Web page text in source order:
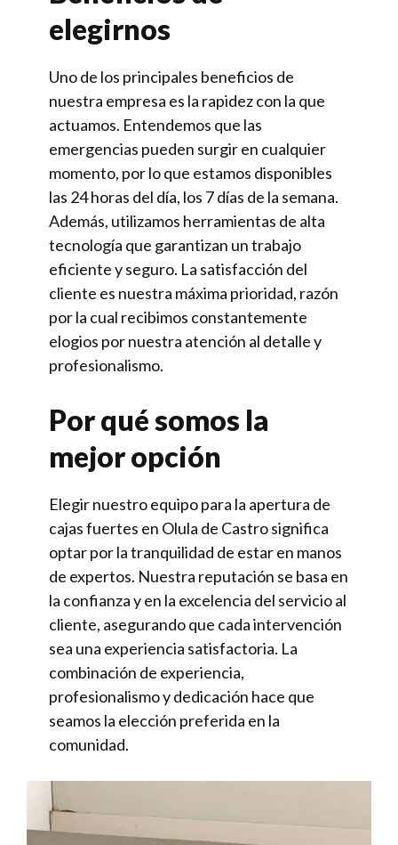
elegirnos
Uno de los principales beneficios de
nuestra empresa es la rapidez con la que
actuamos. Entendemos que las
emergencias pueden surgir en cualquier
momento, por lo que estamos disponibles
las 24 horas del día, los 7 días de la semana.
Además, utilizamos herramientas de alta
tecnología que garantizan un trabajo
eficiente y seguro. La satisfacción del
cliente es nuestra máxima prioridad, razón
por la cual recibimos constantemente
elogios por nuestra atención al detalle y
profesionalismo.
Por qué somos la
mejor opción
Elegir nuestro equipo para la apertura de
cajas fuertes en Olula de Castro significa
optar por la tranquilidad de estar en manos
de expertos. Nuestra reputación se basa en
la confianza y en la excelencia del servicio al
cliente, asegurando que cada intervención
sea una experiencia satisfactoria. La
combinación de experiencia,
profesionalismo y dedicación hace que
seamos la elección preferida en la
comunidad.